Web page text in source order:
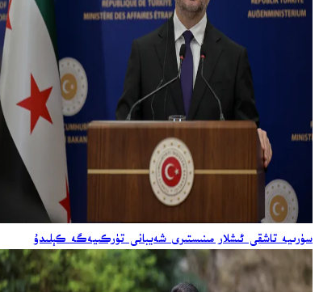
سۈرىيە تاشقى ئىشلار مىنىستىرى شەيبانى تۈركىيەگە كېلىدۇ